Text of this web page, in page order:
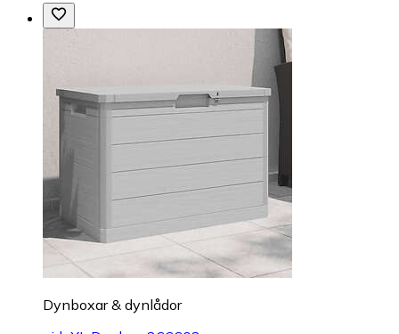
Dynboxar & dynlådor